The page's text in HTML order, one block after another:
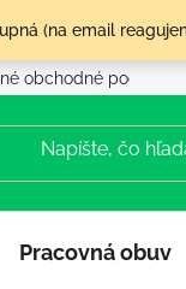
(na email
obchodné podmienky
Pracovná obuv